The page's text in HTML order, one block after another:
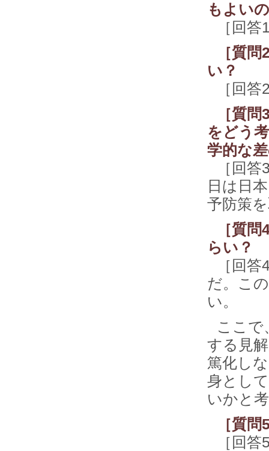
もよい
［回
［質
い？
［回
［質
をどう
学的な
［回
日は日
予防策
［質
らい？
［回
だ。こ
い。
ここで
する見
篤化し
身とし
いかと
［質
［回